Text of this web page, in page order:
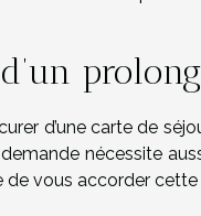
d’une carte de
nécessite
de vous accorder